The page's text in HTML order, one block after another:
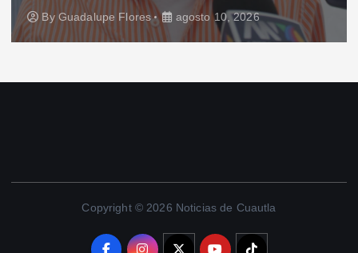
By Guadalupe Flores agosto 10, 2026
Copyright © 2026 Noticias de Cuautla